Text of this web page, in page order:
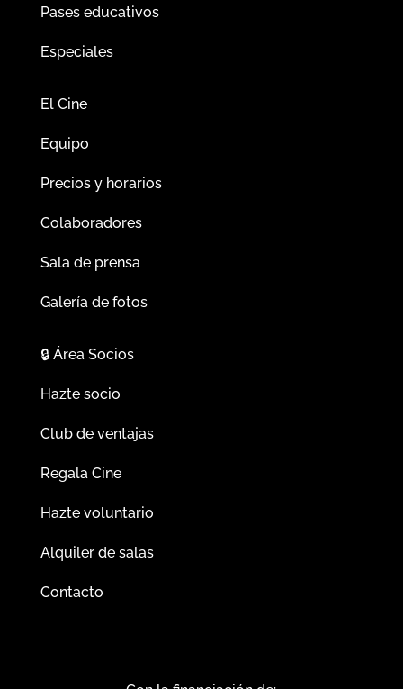
Pases educativos
Especiales
El Cine
Equipo
Precios y horarios
Colaboradores
Sala de prensa
Galería de fotos
🔒Área Socios
Hazte socio
Club de ventajas
Regala Cine
Hazte voluntario
Alquiler de salas
Contacto